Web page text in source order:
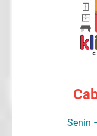
Senin